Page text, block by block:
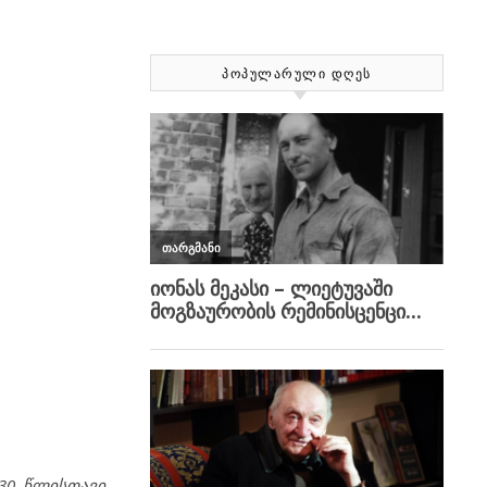
ᲞᲝᲞᲣᲚᲐᲠᲣᲚᲘ ᲓᲦᲔᲡ